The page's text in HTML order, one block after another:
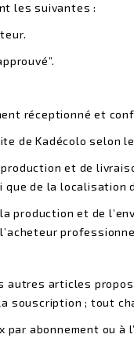
les suivantes :
réceptionné et
de Kadécolo selon
et de
de la localisation
production et de
autres articles
souscription ; tout
abonnement ou à